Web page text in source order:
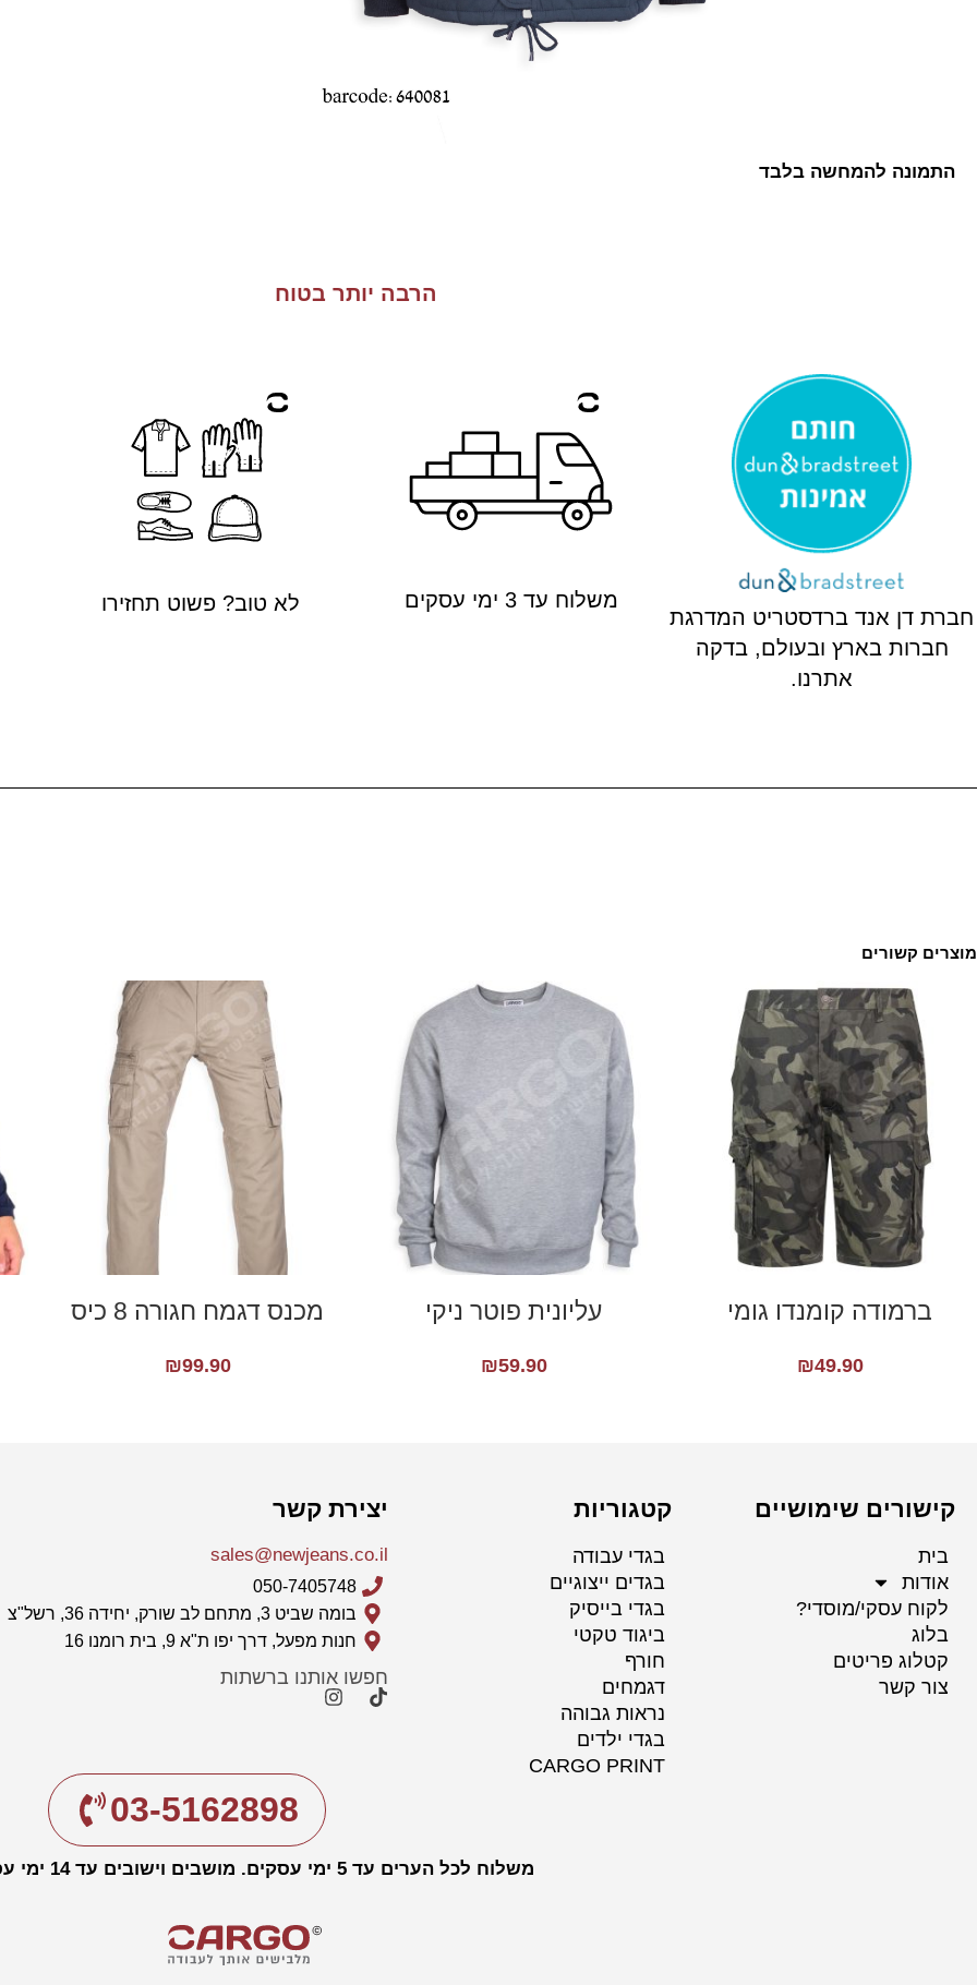
התמונה להמחשה בלבד
הרבה יותר בטוח
חברת דן אנד ברדסטריט המדרגת
חברות בארץ ובעולם, בדקה
אתרנו.
משלוח עד 3 ימי עסקים לא טוב? פשוט תחזירו
מוצרים קשורים
ברמודה קומנדו גומי
₪49.90
עליונית פוטר ניקי
₪59.90
מכנס דגמח חגורה 8 כיס
₪99.90
קישורים שימושיים
בית
אודות
לקוח עסקי/מוסדי?
בלוג
קטלוג פריטים
צור קשר
קטגוריות
בגדי עבודה
בגדים ייצוגיים
בגדי בייסיק
ביגוד טקטי
חורף
דגמחים
נראות גבוהה
בגדי ילדים
CARGO PRINT
יצירת קשר
sales@newjeans.co.il
050-7405748
בומה שביט 3, מתחם לב שורק, יחידה 36, רשל"צ
חנות מפעל, דרך יפו ת"א 9, בית רומנו 16
חפשו אותנו ברשתות
03-5162898
משלוח לכל הערים עד 5 ימי עסקים. מושבים וישובים עד 14 ימי עסקים.